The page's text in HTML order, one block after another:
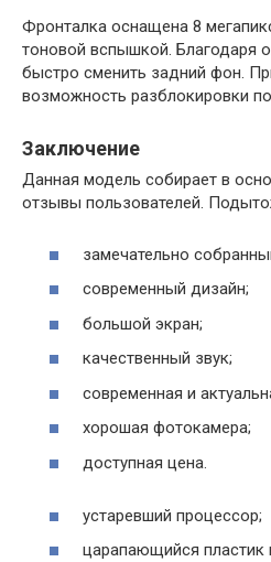
Фронталка оснащена 8
тоновой вспышкой. Благодаря
быстро сменить задний фон.
возможность разблокировки
Заключение
Данная модель собирает в
отзывы пользователей.
замечательно
современный дизайн;
большой экран;
качественный звук;
современная и
хорошая фотокамера;
доступная цена.
устаревший процессор;
царапающийся пластик